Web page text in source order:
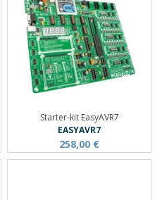
Starter-kit EasyAVR7
EASYAVR7
258,00 €